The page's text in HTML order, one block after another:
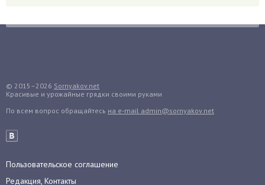
Груши
Дайкон
Декабрист
Денежное дерево
Диффенбахия
© 2015–2026 Sornyakov.net
Красивые и урожайные грядки своими руками
По всем вопрос обращайтесь на e-mail admin@sornyakov.net
Пользовательское соглашение
Редакция, Контакты